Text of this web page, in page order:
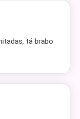
tá brabo